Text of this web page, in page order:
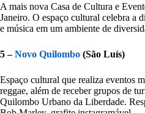
A mais nova Casa de Cultura e
Janeiro. O espaço cultural celebra a
e música em um ambiente de
5 –Novo Quilombo (São Luís)
Espaço cultural que realiza eventos
reggae, além de receber grupos de
Quilombo Urbano da Liberdade.